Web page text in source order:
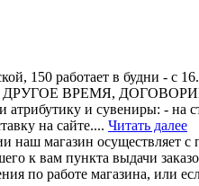
150 работает в будни
ВРЕМЯ, ДОГОВОРИМСЯ.
атрибутику и сувениры: - на
на сайте.... Читать далее
наш магазин осуществляет
к вам пункта выдачи
по работе магазина, или